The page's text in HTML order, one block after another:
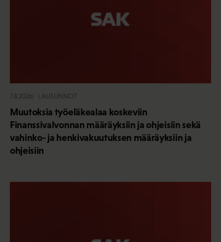
7.8.2026 LAUSUNNOT
Muutoksia työeläkealaa koskeviin
Finanssivalvonnan määräyksiin ja ohjeisiin sekä
vahinko- ja henkivakuutuksen määräyksiin ja
ohjeisiin